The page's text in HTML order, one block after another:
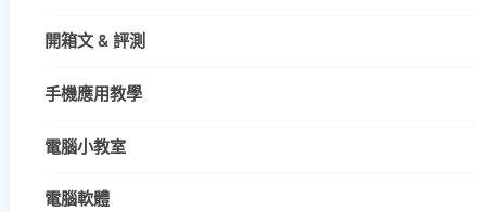
開箱文 & 評測
手機應用教學
電腦小教室
電腦軟體